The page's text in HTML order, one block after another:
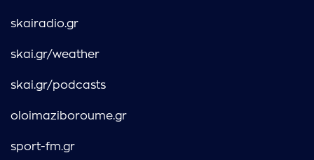
skairadio.gr
skai.gr/weather
skai.gr/podcasts
oloimaziboroume.gr
sport-fm.gr